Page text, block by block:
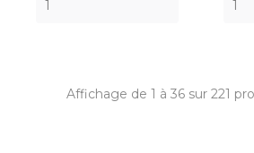
Affichage de 1 à 36 sur 221